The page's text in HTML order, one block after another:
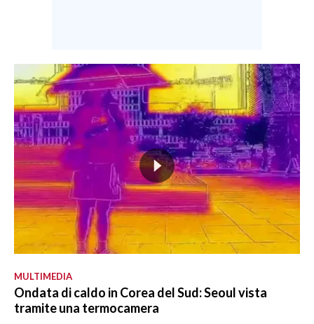
MULTIMEDIA
Ondata di caldo in Corea del Sud: Seoul vista
tramite una termocamera